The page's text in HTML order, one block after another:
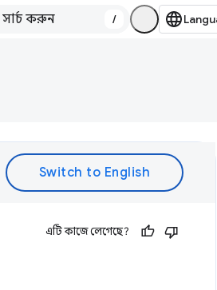
/
এটি কাজে লেগেছে?